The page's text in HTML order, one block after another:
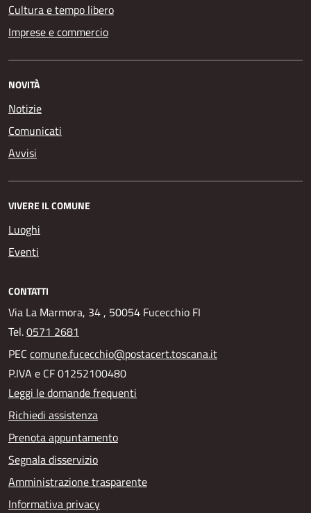
Cultura e tempo libero
Imprese e commercio
NOVITÀ
Notizie
Comunicati
Avvisi
VIVERE IL COMUNE
Luoghi
Eventi
CONTATTI
Via La Marmora, 34 , 50054 Fucecchio FI
Tel.0571 2681
PEC comune.fucecchio@postacert.toscana.it
P.IVA e CF 01252100480
Leggi le domande frequenti
Richiedi assistenza
Prenota appuntamento
Segnala disservizio
Amministrazione trasparente
Informativa privacy